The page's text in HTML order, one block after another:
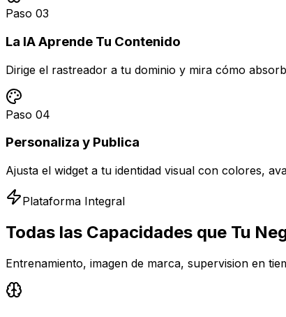
Paso 03
La IA Aprende Tu Contenido
Dirige el rastreador a tu dominio y mira cómo
Paso 04
Personaliza y Publica
Ajusta el widget a tu identidad visual con colores,
Plataforma Integral
Todas las Capacidades que Tu
Entrenamiento, imagen de marca, supervision en